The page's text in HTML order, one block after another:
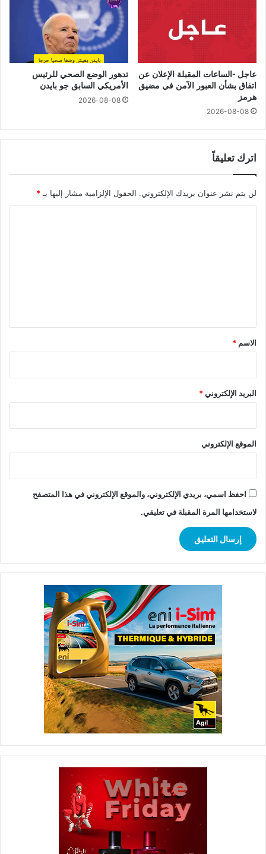
عاجل -الساعات المقبلة الإعلان عن
اتفاق بشأن العبور الآمن في مضيق
هرمز
2026-08-08
تدهور الوضع الصحي للرئيس
الأمريكي السابق جو بايدن
2026-08-08
اترك تعليقاً
لن يتم نشر عنوان بريدك الإلكتروني. الحقول الإلزامية مشار إليها بـ*
*
الاسم *
البريد الإلكتروني*
الموقع الإلكتروني
احفظ اسمي، بريدي الإلكتروني، والموقع الإلكتروني في هذا المتصفح
لاستخدامها المرة المقبلة في تعليقي.